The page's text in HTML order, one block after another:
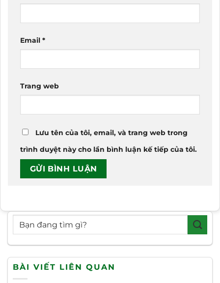
Email *
Trang web
Lưu tên của tôi, email, và trang web trong
trình duyệt này cho lần bình luận kế tiếp của tôi.
BÀI VIẾT LIÊN QUAN